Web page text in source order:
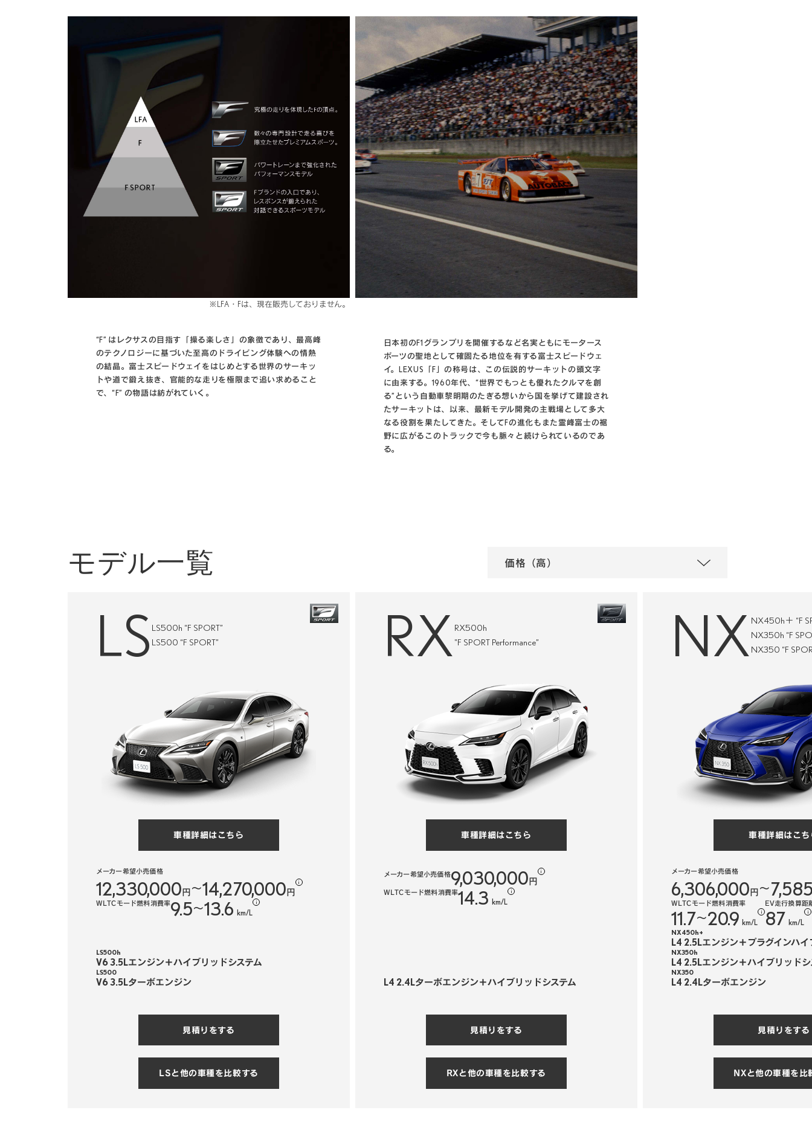
※LFA・Fは、現在販売しておりません。
“F” はレクサスの目指す「操る楽しさ」の象徴であり、最高峰
のテクノロジーに基づいた至高のドライビング体験への情熱
の結晶。富士スピードウェイをはじめとする世界のサーキッ
トや道で鍛え抜き、官能的な走りを極限まで追い求めること
で、“F” の物語は紡がれていく。
日本初のF1グランプリを開催するなど名実ともにモータース
ポーツの聖地として確固たる地位を有する富士スピードウェ
イ。LEXUS「F」の称号は、この伝説的サーキットの頭文字
に由来する。1960年代、“世界でもっとも優れたクルマを創
る”という自動車黎明期のたぎる想いから国を挙げて建設され
たサーキットは、以来、最新モデル開発の主戦場として多大
なる役割を果たしてきた。そしてFの進化もまた霊峰富士の裾
野に広がるこのトラックで今も脈々と続けられているのであ
る。
モデル一覧 価格（高）
LS LS500h “F SPORT”
LS500 “F SPORT”
車種詳細はこちら
メーカー希望小売価格
12,330,000円 〜14,270,000円
i
WLTCモード燃料消費率9.5〜13.6 km/L
i
LS500h
V6 3.5Lエンジン＋ハイブリッドシステム
LS500
V6 3.5Lターボエンジン
見積りをする
LSと他の車種を比較する
RX RX500h
"F SPORT Performance”
車種詳細はこちら
メーカー希望小売価格9,030,000円
i
WLTCモード燃料消費率14.3 km/L
i
L4 2.4Lターボエンジン＋ハイブリッドシステム
見積りをする
RXと他の車種を比較する
NX NX450h＋ “F
NX350h “F
NX350 “F
車種詳細はこ
メーカー希望小売価格
6,306,000円 〜
WLTCモード燃料消費率
11.7〜20.9 km/L
i
EV走行換算距
87 km/L
i
NX450h+
L4 2.5Lエンジン＋プラグインハ
NX350h
L4 2.5Lエンジン＋ハイブリッドシ
NX350
L4 2.4Lターボエンジン
見積りをする
NXと他の車種を比